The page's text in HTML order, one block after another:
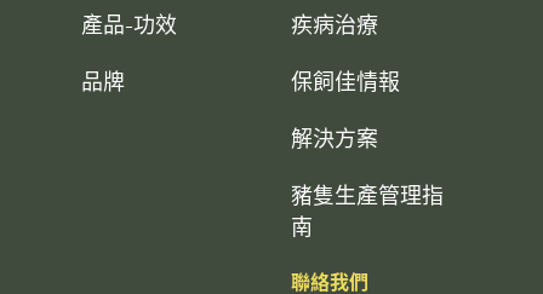
產品-功效
品牌
疾病治療
保飼佳情報
解決方案
豬隻生產管理指
南
聯絡我們